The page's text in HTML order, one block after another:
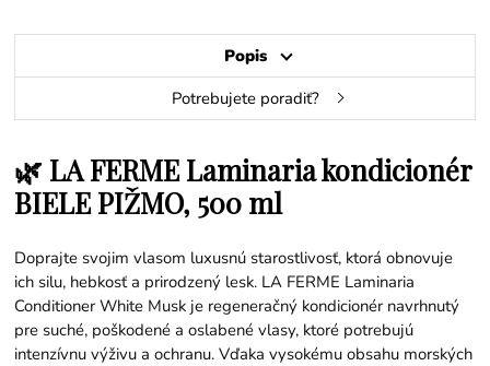
Popis
Potrebujete poradiť?
🌿 LA FERME Laminaria kondicionér
BIELE PIŽMO, 500 ml
Doprajte svojim vlasom luxusnú starostlivosť, ktorá obnovuje
ich silu, hebkosť a prirodzený lesk. LA FERME Laminaria
Conditioner White Musk je regeneračný kondicionér navrhnutý
pre suché, poškodené a oslabené vlasy, ktoré potrebujú
intenzívnu výživu a ochranu. Vďaka vysokému obsahu morských